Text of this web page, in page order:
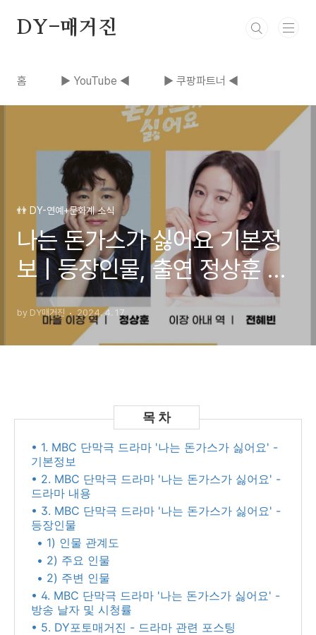
DY-매거진
홈 ▶ YouTube ◀ ▶ 쿠팡파트너 ◀
👬 DY-연예+문화계 소식
나는 돈가스가 싫어요 기본정
보 | 등장인물, 출연 정상훈 전
혜빈, 인물관계도 | 드라마 내
용, 몇 부작 | 방송날자, 시청률
by DY매거진 2024. 4. 17.
• 1. MBC 단막극 드라마 '나는 돈가스가 싫어요' -
기본정보
• 2. MBC 단막극 드라마 '나는 돈가스가 싫어요' -
드라마 내용
• 3. MBC 단막극 드라마 '나는 돈가스가 싫어요' -
등장인물
• 1) 인물 관계도
• 2) 주요 인물
• 2) 주변 인물
• 4. MBC 단막극 드라마 '나는 돈가스가 싫어요' -
방송 날자 및 시청률
• 5. DY포토매거진 - 드라마 관련 포스팅